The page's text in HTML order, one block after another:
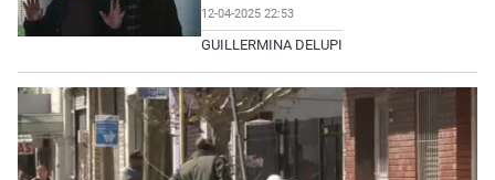
12-04-2025 22:53
GUILLERMINA DELUPI